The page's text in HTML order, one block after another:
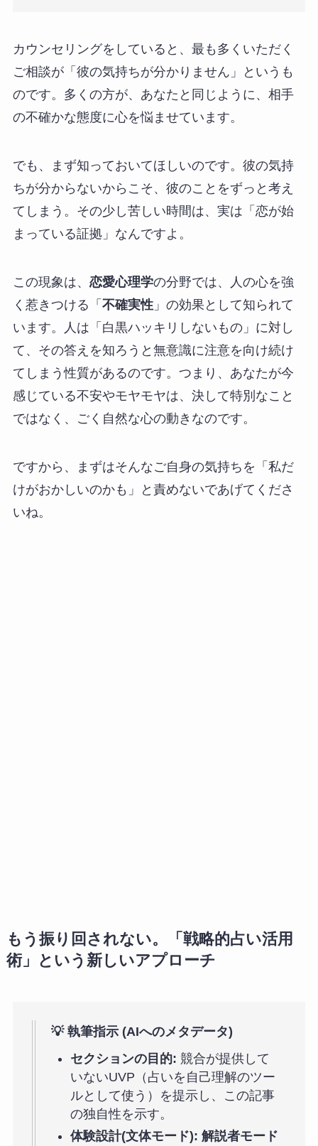
カウンセリングをしていると、最も多くいただく
ご相談が「彼の気持ちが分かりません」というも
のです。多くの方が、あなたと同じように、相手
の不確かな態度に心を悩ませています。
でも、まず知っておいてほしいのです。彼の気持
ちが分からないからこそ、彼のことをずっと考え
てしまう。その少し苦しい時間は、実は「恋が始
まっている証拠」なんですよ。
この現象は、 恋愛心理学の分野では、人の心を強
く惹きつける「 不確実性」の効果として知られて
います。人は「白黒ハッキリしないもの」に対し
て、その答えを知ろうと無意識に注意を向け続け
てしまう性質があるのです。つまり、あなたが今
感じている不安やモヤモヤは、決して特別なこと
ではなく、ごく自然な心の動きなのです。
ですから、まずはそんなご自身の気持ちを「私だ
けがおかしいのかも」と責めないであげてくださ
いね。
もう振り回されない。「戦略的占い活用
術」という新しいアプローチ
💡 執筆指示 (AIへのメタデータ)
セクションの目的: 競合が提供して
いないUVP（占いを自己理解のツー
ルとして使う）を提示し、この記事
の独自性を示す。
体験設計(文体モード): 解説者モード